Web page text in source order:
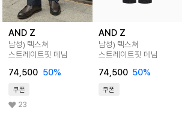
AND Z
남성) 텍스쳐
스트레이트핏 데님
74,500 50%
쿠폰
23
AND Z
남성) 텍스쳐
스트레이트핏 데님
74,500 50%
쿠폰